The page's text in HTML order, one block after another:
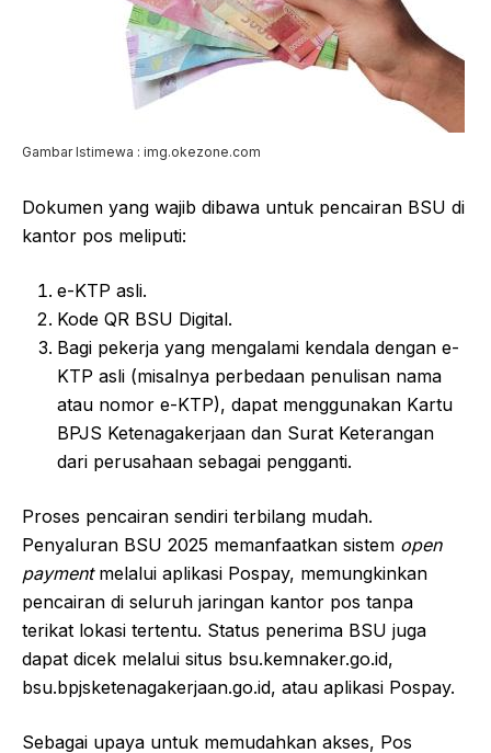
Gambar Istimewa : img.okezone.com
Dokumen yang wajib dibawa untuk pencairan BSU di
kantor pos meliputi:
e-KTP asli.
Kode QR BSU Digital.
Bagi pekerja yang mengalami kendala dengan e-
KTP asli (misalnya perbedaan penulisan nama
atau nomor e-KTP), dapat menggunakan Kartu
BPJS Ketenagakerjaan dan Surat Keterangan
dari perusahaan sebagai pengganti.
Proses pencairan sendiri terbilang mudah.
Penyaluran BSU 2025 memanfaatkan sistem open
paymentmelalui aplikasi Pospay, memungkinkan
pencairan di seluruh jaringan kantor pos tanpa
terikat lokasi tertentu. Status penerima BSU juga
dapat dicek melalui situs bsu.kemnaker.go.id,
bsu.bpjsketenagakerjaan.go.id, atau aplikasi Pospay.
Sebagai upaya untuk memudahkan akses, Pos